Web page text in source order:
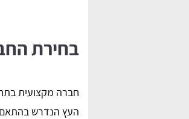
בחירת
חברה מקצועית
העץ הנדרש בהתאם
בפרגוליין,
על האתר!